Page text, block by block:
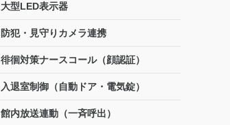
大型LED表示器
防犯・見守りカメラ連携
徘徊対策ナースコール（顔認証）
入退室制御（自動ドア・電気錠）
館内放送連動（一斉呼出）